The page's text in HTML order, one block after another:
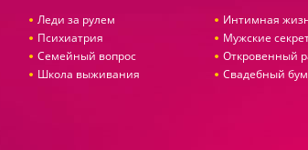
Леди за рулем
Психиатрия
Семейный вопрос
Школа выживания
Интимная
Мужские
Откровенный
Свадебный бум